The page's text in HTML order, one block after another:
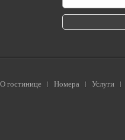
О гостинице Номера Услуги